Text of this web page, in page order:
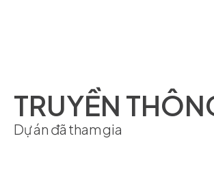
TRUYỀN
Dự án đã tham gia